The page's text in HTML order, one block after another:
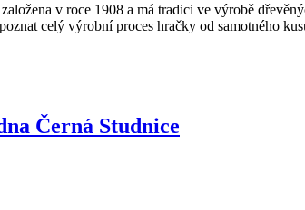
v roce 1908 a má tradici ve výrobě
celý výrobní proces hračky od samotného
Černá Studnice